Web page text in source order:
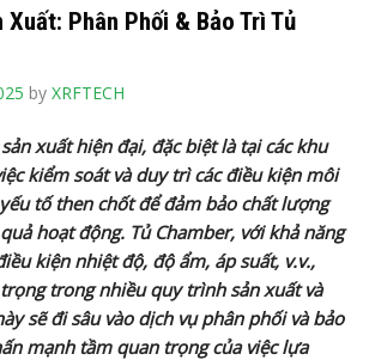
Xuất: Phân Phối & Bảo Trì Tủ
by XRFTECH
xuất hiện đại, đặc biệt là tại các khu
kiểm soát và duy trì các điều kiện môi
tố then chốt để đảm bảo chất lượng
hoạt động. Tủ Chamber, với khả năng
kiện nhiệt độ, độ ẩm, áp suất, v.v.,
trong nhiều quy trình sản xuất và
sẽ đi sâu vào dịch vụ phân phối và bảo
mạnh tầm quan trọng của việc lựa